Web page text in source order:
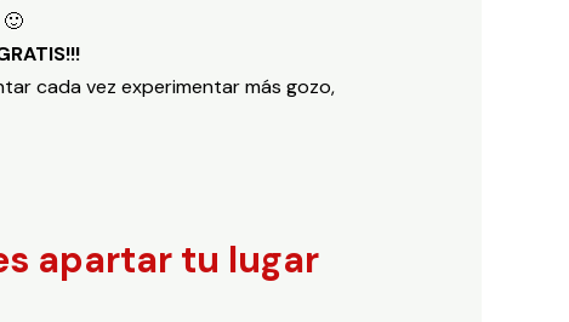
cada vez experimentar más gozo,
apartar tu lugar